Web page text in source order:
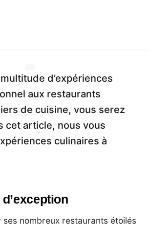
d’expériences
aux restaurants
de cuisine, vous serez
cet article, nous vous
culinaires à
nombreux restaurants étoilés